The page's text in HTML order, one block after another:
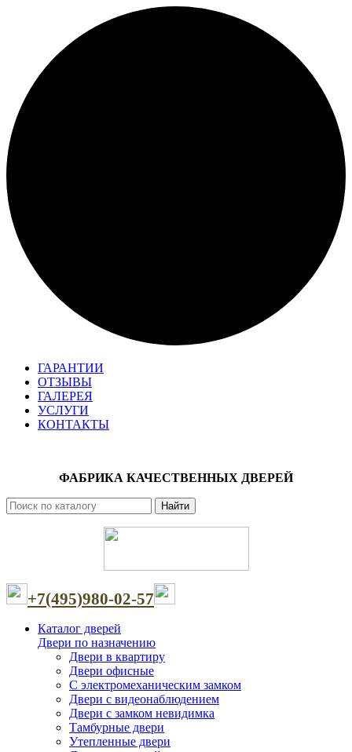
ГАРАНТИИ
ОТЗЫВЫ
ГАЛЕРЕЯ
УСЛУГИ
КОНТАКТЫ
ФАБРИКА КАЧЕСТВЕННЫХ ДВЕРЕЙ
Найти
+7(495)980-02-57
Каталог дверей
Двери по назначению
Двери в квартиру
Двери офисные
С электромеханическим замком
Двери с видеонаблюдением
Двери с замком невидимка
Тамбурные двери
Утепленные двери